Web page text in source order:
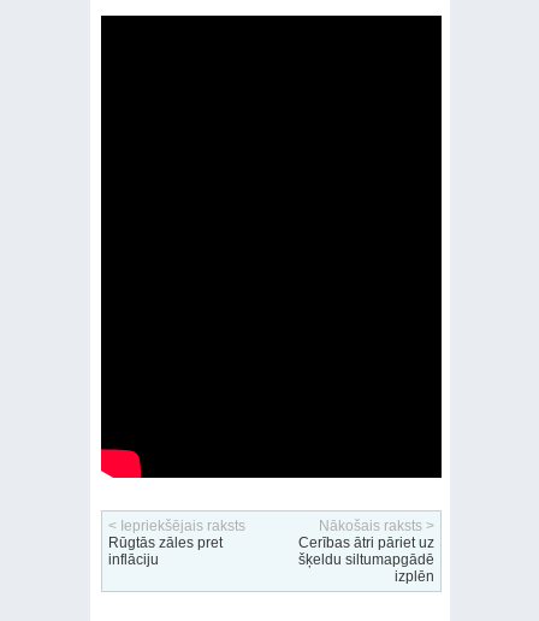
< Iepriekšējais raksts
Rūgtās zāles pret
inflāciju
Nākošais raksts >
Cerības ātri pāriet uz
šķeldu siltumapgādē
izplēn